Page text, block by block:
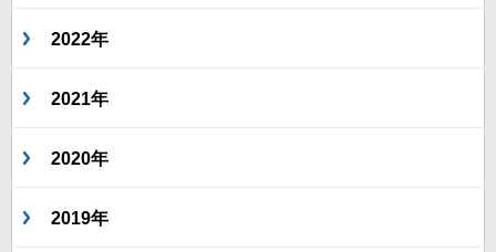
2022年
2021年
2020年
2019年